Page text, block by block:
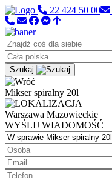
22 424 50 00
Szukaj
Mikser spiralny 20l
Warszawa Mazowieckie
WYŚLIJ WIADOMOŚĆ